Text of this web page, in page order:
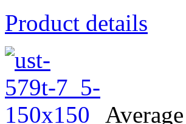
Product details